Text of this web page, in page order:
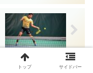
トップ サイドバー